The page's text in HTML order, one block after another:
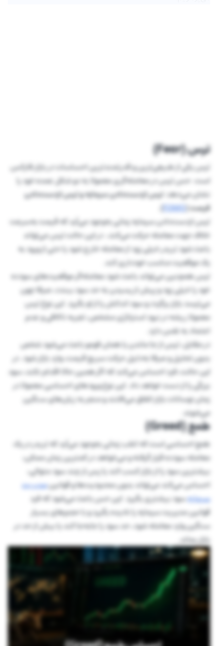
ترس (Fear)
ترس یکی از طبیعی‌ترین و قدرتمندترین احساسات در بازار فارکس
است. حس ترس در معامله‌گری معمولا به دو شکل عمده خود را
نشان می‌دهد: ترس ازدست‌دادن سرمایه و ترس ازدست‌دادن
فرصت(
FOMO
).
ترس ازدست‌دادن سرمایه زمانی به‌وجود می‌آید که قیمت به‌سرعت
خلاف جهت معامله حرکت می‌کند، در این حالت ترس می‌تواند
باعث شود تریدر خیلی زود از معامله خارج شود یا حتی از ورود به
یک موقعیت مناسب خودداری کند.
ترس همچنین می‌تواند باعث شود معامله‌گر موقعیت‌های سودده
خود را خیلی زود و پیش از رسیدن به حد سود ببندد، صرفا چون
می‌ترسد بازار برگردد و سود اندکش را از او بگیرد. این نوع ترس
معمولا ریشه در نبود استراتژی مشخص، تجربه ناکافی و عدم
اعتماد به نفس دارد.
در مقابل، ترس از جا ماندن یا همان فومو باعث می‌شود شخص
بدون تحلیل و صرفا به‌دلیل حرکت سریع قیمت، وارد بازار شود. در
این حالت، فرد احساس می‌کند که اگر همین حالا اقدام نکند، سود
بزرگی را از دست خواهد داد. این نوع ورودهای احساسی معمولا در
زمان نوسانات بازار اتفاق می‌افتند و منجر به زیان‌های سنگین
می‌شوند.
طمع (Greed)
طمع احساسی است که اغلب زمانی به‌وجود می‌آید که تریدر در یک
معامله سودده قرار گرفته و می‌خواهد در کمترین زمان ممکن،
بیشترین سود را از بازار کسب کند یا پس از چند سود متوالی،
احساس می‌کند می‌تواند بدون محدودیت‌ها و قوانینمدیریت‌
سرمایهسود بیشتری بگیرد. این حس باعث می‌شود که فرد
قوانین مدیریت سرمایه را نادیده بگیرد و با حجم‌های بسیار
سنگین وارد معامله شود، حد سود را جابه‌جا کند یا بیش از حد در
بازار بماند.